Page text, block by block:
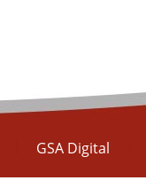
GSA Digital